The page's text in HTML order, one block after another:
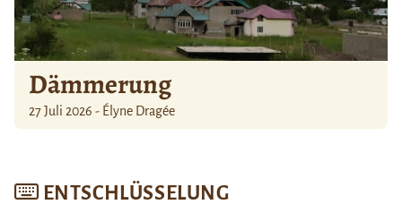
Dämmerung
27 Juli 2026 - Élyne Dragée
ENTSCHLÜSSELUNG